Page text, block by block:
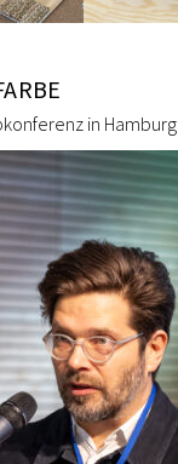
in Hamburg